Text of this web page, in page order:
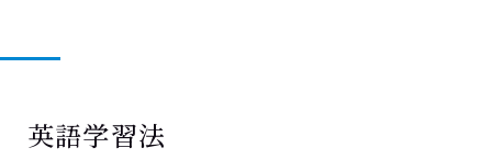
英語学習法